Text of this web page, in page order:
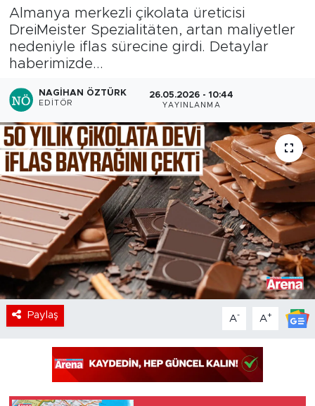
Almanya merkezli çikolata üreticisi
DreiMeister Spezialitäten, artan maliyetler
nedeniyle iflas sürecine girdi. Detaylar
haberimizde...
NAGIHAN ÖZTÜRK
EDITÖR
26.05.2026 - 10:44
YAYINLANMA
Paylaş A- A+
Tüm Manşetler
Son Dakika Haberleri
Haber Arşivi